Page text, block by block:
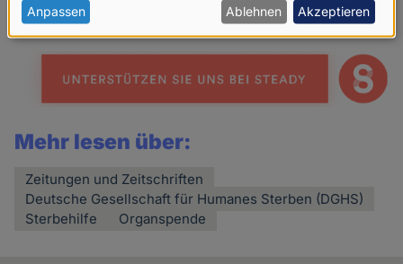
Mehr lesen über:
Zeitungen und Zeitschriften
Deutsche Gesellschaft für Humanes Sterben (DGHS)
Sterbehilfe
Organspende
personenbezogenen
Daten
Cookies
Anpassen Ablehnen Akzeptieren